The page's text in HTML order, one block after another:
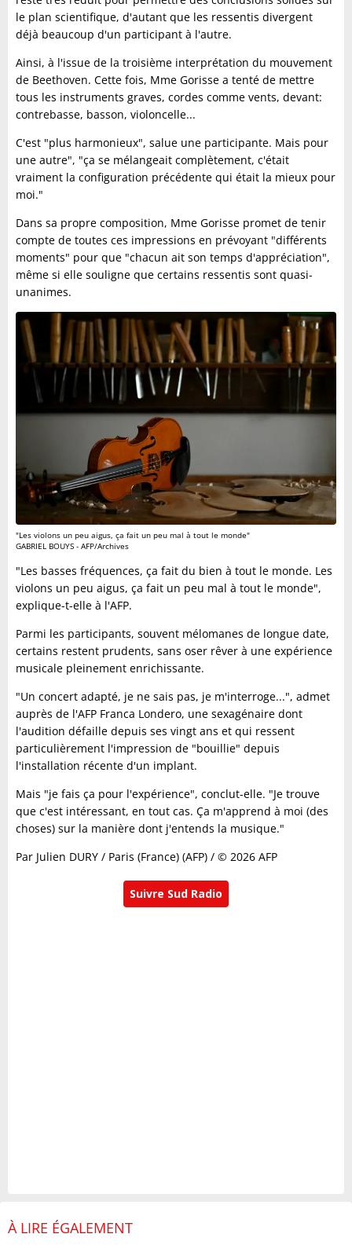
le plan scientifique, d'autant que les ressentis divergent
déjà beaucoup d'un participant à l'autre.
Ainsi, à l'issue de la troisième interprétation du mouvement
de Beethoven. Cette fois, Mme Gorisse a tenté de mettre
tous les instruments graves, cordes comme vents, devant:
contrebasse, basson, violoncelle...
C'est "plus harmonieux", salue une participante. Mais pour
une autre", "ça se mélangeait complètement, c'était
vraiment la configuration précédente qui était la mieux pour
moi."
Dans sa propre composition, Mme Gorisse promet de tenir
compte de toutes ces impressions en prévoyant "différents
moments" pour que "chacun ait son temps d'appréciation",
même si elle souligne que certains ressentis sont quasi-
unanimes.
"Les violons un peu aigus, ça fait un peu mal à tout le monde"
GABRIEL BOUYS - AFP/Archives
"Les basses fréquences, ça fait du bien à tout le monde. Les
violons un peu aigus, ça fait un peu mal à tout le monde",
explique-t-elle à l'AFP.
Parmi les participants, souvent mélomanes de longue date,
certains restent prudents, sans oser rêver à une expérience
musicale pleinement enrichissante.
"Un concert adapté, je ne sais pas, je m'interroge...", admet
auprès de l'AFP Franca Londero, une sexagénaire dont
l'audition défaille depuis ses vingt ans et qui ressent
particulièrement l'impression de "bouillie" depuis
l'installation récente d'un implant.
Mais "je fais ça pour l'expérience", conclut-elle. "Je trouve
que c'est intéressant, en tout cas. Ça m'apprend à moi (des
choses) sur la manière dont j'entends la musique."
Par Julien DURY / Paris (France) (AFP) / © 2026 AFP
Suivre Sud Radio
À LIRE ÉGALEMENT